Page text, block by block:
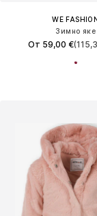
WE FASHION
Зимно яке
От 59,00 €